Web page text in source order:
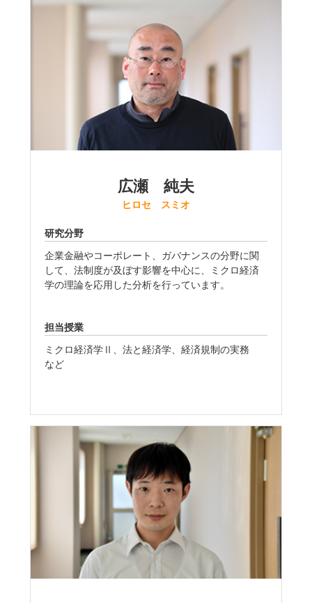
広瀬 純夫
ヒロセ スミオ
研究分野
企業金融やコーポレート、ガバナンスの分野に関
して、法制度が及ぼす影響を中心に、ミクロ経済
学の理論を応用した分析を行っています。
担当授業
ミクロ経済学Ⅱ、法と経済学、経済規制の実務
など